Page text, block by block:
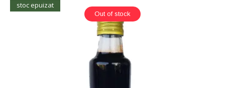
Out of stock
stoc epuizat